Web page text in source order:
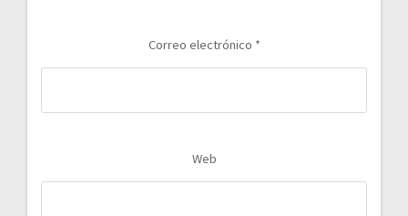
Correo electrónico *
Web